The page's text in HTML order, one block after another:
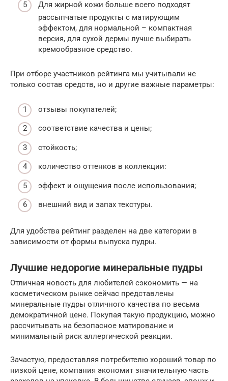
Для жирной кожи больше всего подходят
рассыпчатые продукты с матирующим
эффектом, для нормальной – компактная
версия, для сухой дермы лучше выбирать
кремообразное средство.
При отборе участников рейтинга мы учитывали не
только состав средств, но и другие важные параметры:
отзывы покупателей;
соответствие качества и цены;
стойкость;
количество оттенков в коллекции:
эффект и ощущения после использования;
внешний вид и запах текстуры.
Для удобства рейтинг разделен на две категории в
зависимости от формы выпуска пудры.
Лучшие недорогие минеральные пудры
Отличная новость для любителей сэкономить — на
косметическом рынке сейчас представлены
минеральные пудры отличного качества по весьма
демократичной цене. Покупая такую продукцию, можно
рассчитывать на безопасное матирование и
минимальный риск аллергической реакции.
Зачастую, предоставляя потребителю хороший товар по
низкой цене, компания экономит значительную часть